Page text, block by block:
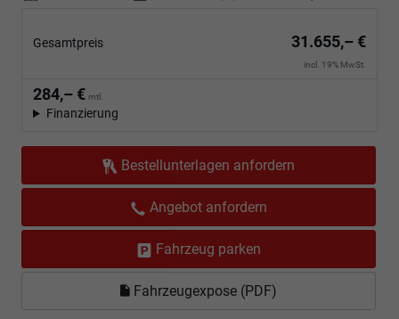
Gesamtpreis 31.655,– €
incl. 19% MwSt.
284,– € mtl.
Finanzierung
Bestellunterlagen anfordern
Angebot anfordern
Fahrzeug parken
Fahrzeugexpose (PDF)